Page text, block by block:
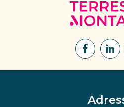
Lien
Facebook
Lien